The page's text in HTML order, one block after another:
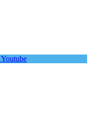
Youtube